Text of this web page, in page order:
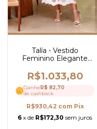
Talía - Vestido
Feminino Elegante
Guipir, Manga Curta e
Caimento Fluido - Ref
4194
R$1.033,80
Ganhe R$ 82,70
de cashback
R$930,42 com Pix
6 x de R$172,30 sem juros